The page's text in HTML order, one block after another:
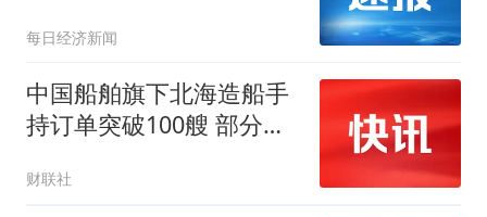
球第一
每日经济新闻
中国船舶旗下北海造船手
持订单突破100艘 部分订
财联社